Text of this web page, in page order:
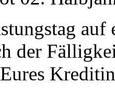
auf
der